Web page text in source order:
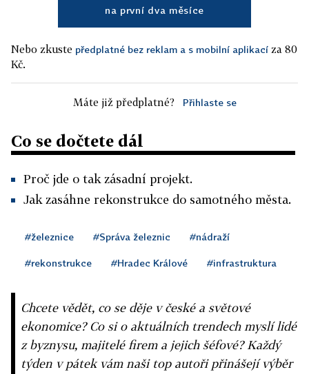
na první dva měsíce
Nebo zkuste předplatné bez reklam a s mobilní aplikací za 80
Kč.
Máte již předplatné? Přihlaste se
Co se dočtete dál
Proč jde o tak zásadní projekt.
Jak zasáhne rekonstrukce do samotného města.
#železnice #Správa železnic #nádraží
#rekonstrukce #Hradec Králové #infrastruktura
Chcete vědět, co se děje v české a světové
ekonomice? Co si o aktuálních trendech myslí lidé
z byznysu, majitelé firem a jejich šéfové? Každý
týden v pátek vám naši top autoři přinášejí výběr